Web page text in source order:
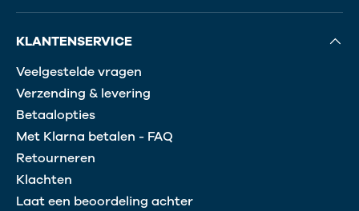
KLANTENSERVICE
Veelgestelde vragen
Verzending & levering
Betaalopties
Met Klarna betalen - FAQ
Retourneren
Klachten
Laat een beoordeling achter